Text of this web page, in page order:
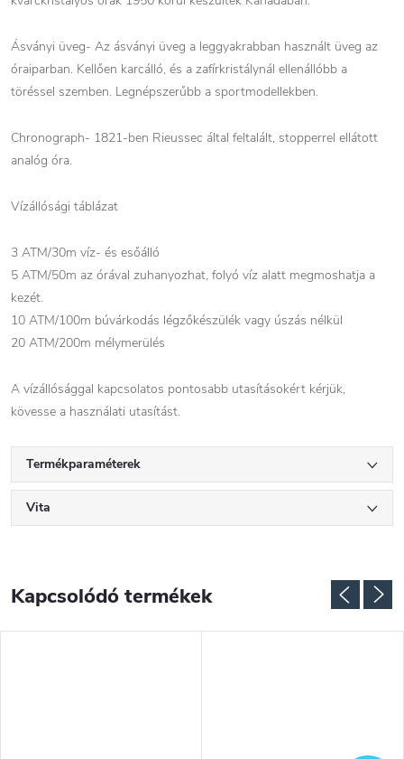
Ásványi üveg- Az ásványi üveg a leggyakrabban használt üveg az
óraiparban. Kellően karcálló, és a zafírkristálynál ellenállóbb a
töréssel szemben. Legnépszerűbb a sportmodellekben.
Chronograph- 1821-ben Rieussec által feltalált, stopperrel ellátott
analóg óra.
Vízállósági táblázat
3 ATM/30m víz- és esőálló
5 ATM/50m az órával zuhanyozhat, folyó víz alatt megmoshatja a
kezét.
10 ATM/100m búvárkodás légzőkészülék vagy úszás nélkül
20 ATM/200m mélymerülés
A vízállósággal kapcsolatos pontosabb utasításokért kérjük,
kövesse a használati utasítást.
Termékparaméterek
Vita
Kapcsolódó termékek